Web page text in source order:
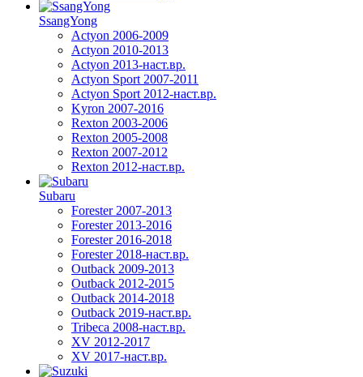
SsangYong
Actyon 2006-2009
Actyon 2010-2013
Actyon 2013-наст.вр.
Actyon Sport 2007-2011
Actyon Sport 2012-наст.вр.
Kyron 2007-2016
Rexton 2003-2006
Rexton 2005-2008
Rexton 2007-2012
Rexton 2012-наст.вр.
Subaru
Forester 2007-2013
Forester 2013-2016
Forester 2016-2018
Forester 2018-наст.вр.
Outback 2009-2013
Outback 2012-2015
Outback 2014-2018
Outback 2019-наст.вр.
Tribeca 2008-наст.вр.
XV 2012-2017
XV 2017-наст.вр.